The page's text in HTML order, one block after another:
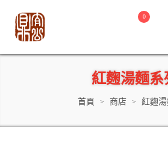
0
紅麴湯麵系
首頁 > 商店 > 紅麴湯